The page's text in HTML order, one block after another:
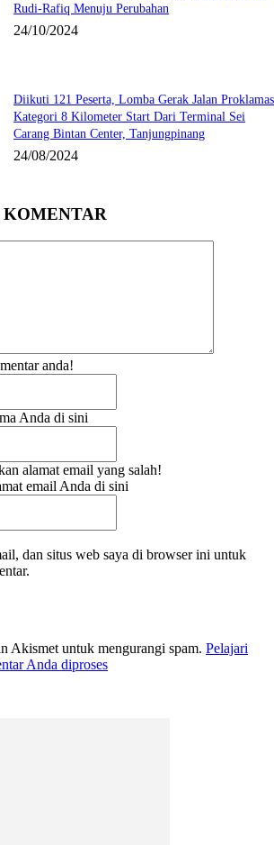
Rudi-Rafiq Menuju Perubahan
24/10/2024
Diikuti 121 Peserta, Lomba Gerak Jalan
Kategori 8 Kilometer Start Dari Terminal Sei
Carang Bintan Center, Tanjungpinang
24/08/2024
anda!
Anda di sini
alamat email yang salah!
email Anda di sini
dan situs web saya di browser ini untuk
Akismet untuk mengurangi spam. Pelajari
Anda diproses